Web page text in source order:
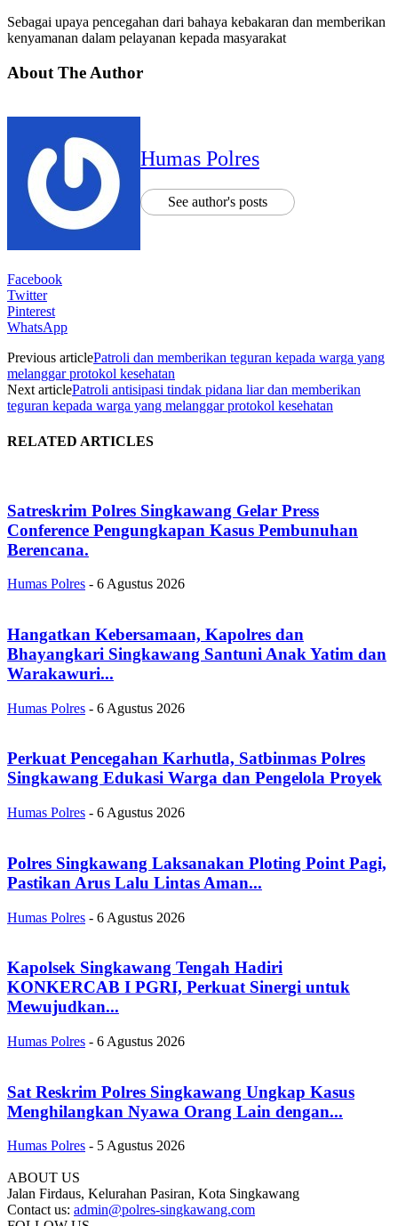
Sebagai upaya pencegahan dari bahaya kebakaran dan memberikan
kenyamanan dalam pelayanan kepada masyarakat
About The Author
Humas Polres
See author's posts
Facebook
Twitter
Pinterest
WhatsApp
Previous articlePatroli dan memberikan teguran kepada warga yang
melanggar protokol kesehatan
Next articlePatroli antisipasi tindak pidana liar dan memberikan
teguran kepada warga yang melanggar protokol kesehatan
RELATED ARTICLES
Satreskrim Polres Singkawang Gelar Press
Conference Pengungkapan Kasus Pembunuhan
Berencana.
Humas Polres - 6 Agustus 2026
Hangatkan Kebersamaan, Kapolres dan
Bhayangkari Singkawang Santuni Anak Yatim dan
Warakawuri...
Humas Polres - 6 Agustus 2026
Perkuat Pencegahan Karhutla, Satbinmas Polres
Singkawang Edukasi Warga dan Pengelola Proyek
Humas Polres - 6 Agustus 2026
Polres Singkawang Laksanakan Ploting Point Pagi,
Pastikan Arus Lalu Lintas Aman...
Humas Polres - 6 Agustus 2026
Kapolsek Singkawang Tengah Hadiri
KONKERCAB I PGRI, Perkuat Sinergi untuk
Mewujudkan...
Humas Polres - 6 Agustus 2026
Sat Reskrim Polres Singkawang Ungkap Kasus
Menghilangkan Nyawa Orang Lain dengan...
Humas Polres - 5 Agustus 2026
ABOUT US
Jalan Firdaus, Kelurahan Pasiran, Kota Singkawang
Contact us: admin@polres-singkawang.com